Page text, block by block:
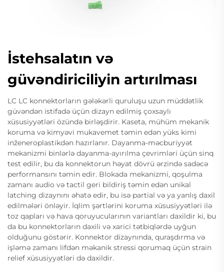
İstehsalatın və
güvəndiriciliyin artırılması
LC LC konnektorların gələkərli quruluşu uzun müddətlik
güvəndən istifadə üçün dizayn edilmiş çoxsaylı
xüsusiyyətləri özündə birləşdirir. Kaseta, mühüm mekanik
koruma və kimyəvi mukavemet təmin edən yüks kimi
inženeroplastikdən hazırlanır. Dayanma-məcburiyyət
mekanizmi binlərlə dayanma-ayırılma çevrimləri üçün sinq
test edilir, bu da konnektorun həyat dövrü ərzində sadəcə
performansını təmin edir. Blokada mekanizmi, qoşulma
zamanı audio və tactil geri bildiriş təmin edən unikal
latching dizaynını əhatə edir, bu isə partial və ya yanlış daxil
edilmələri önləyir. İqlim şərtlərini koruma xüsusiyyətləri ilə
toz qapları və hava qoruyucularının variantları daxildir ki, bu
da bu konnektorların daxili və xarici tətbiqlərdə uyğun
olduğunu göstərir. Konnektor dizaynında, quraşdırma və
işləmə zamanı lifdən məkanik stressi qorumaq üçün strain
relief xüsusiyyətləri də daxildir.